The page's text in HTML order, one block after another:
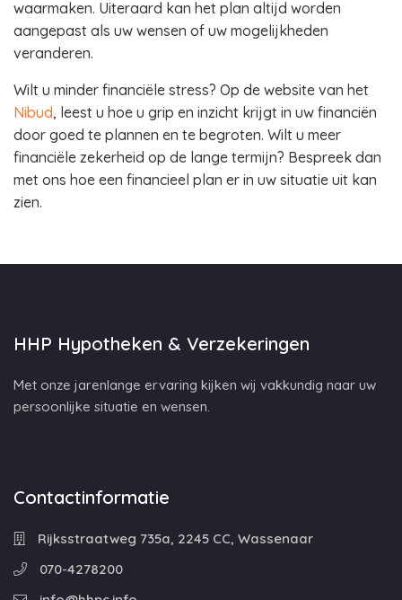
waarmaken. Uiteraard kan het plan altijd worden
aangepast als uw wensen of uw mogelijkheden
veranderen.
Wilt u minder financiële stress? Op de website van het
Nibud, leest u hoe u grip en inzicht krijgt in uw financiën
door goed te plannen en te begroten. Wilt u meer
financiële zekerheid op de lange termijn? Bespreek dan
met ons hoe een financieel plan er in uw situatie uit kan
zien.
HHP Hypotheken & Verzekeringen
Met onze jarenlange ervaring kijken wij vakkundig naar uw
persoonlijke situatie en wensen.
Contactinformatie
Rijksstraatweg 735a, 2245 CC, Wassenaar
070-4278200